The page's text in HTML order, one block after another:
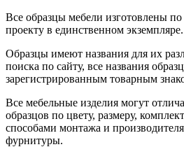
Все образцы мебели изготовлены
проекту в единственном экземпляре.
Образцы имеют названия для их
поиска по сайту, все названия
зарегистрированным товарным
Все мебельные изделия могут
образцов по цвету, размеру,
способами монтажа и
фурнитуры.